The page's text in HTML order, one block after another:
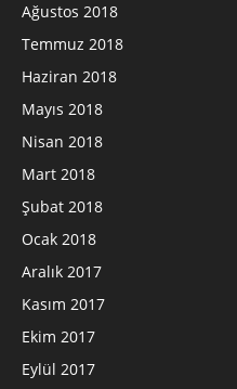
Ağustos 2018
Temmuz 2018
Haziran 2018
Mayıs 2018
Nisan 2018
Mart 2018
Şubat 2018
Ocak 2018
Aralık 2017
Kasım 2017
Ekim 2017
Eylül 2017